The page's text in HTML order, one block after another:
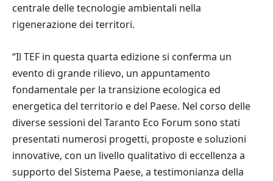
centrale delle tecnologie ambientali nella
rigenerazione dei territori.
“Il TEF in questa quarta edizione si conferma un
evento di grande rilievo, un appuntamento
fondamentale per la transizione ecologica ed
energetica del territorio e del Paese. Nel corso delle
diverse sessioni del Taranto Eco Forum sono stati
presentati numerosi progetti, proposte e soluzioni
innovative, con un livello qualitativo di eccellenza a
supporto del Sistema Paese, a testimonianza della